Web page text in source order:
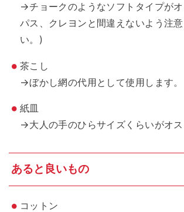
→チョークのようなソフトタイプが
パス、クレヨンと間違えないよう注
い。)
茶こし
→ぼかし網の代用として使用します。
紙皿
→大人の手のひらサイズくらいがオス
あると良いもの
コットン